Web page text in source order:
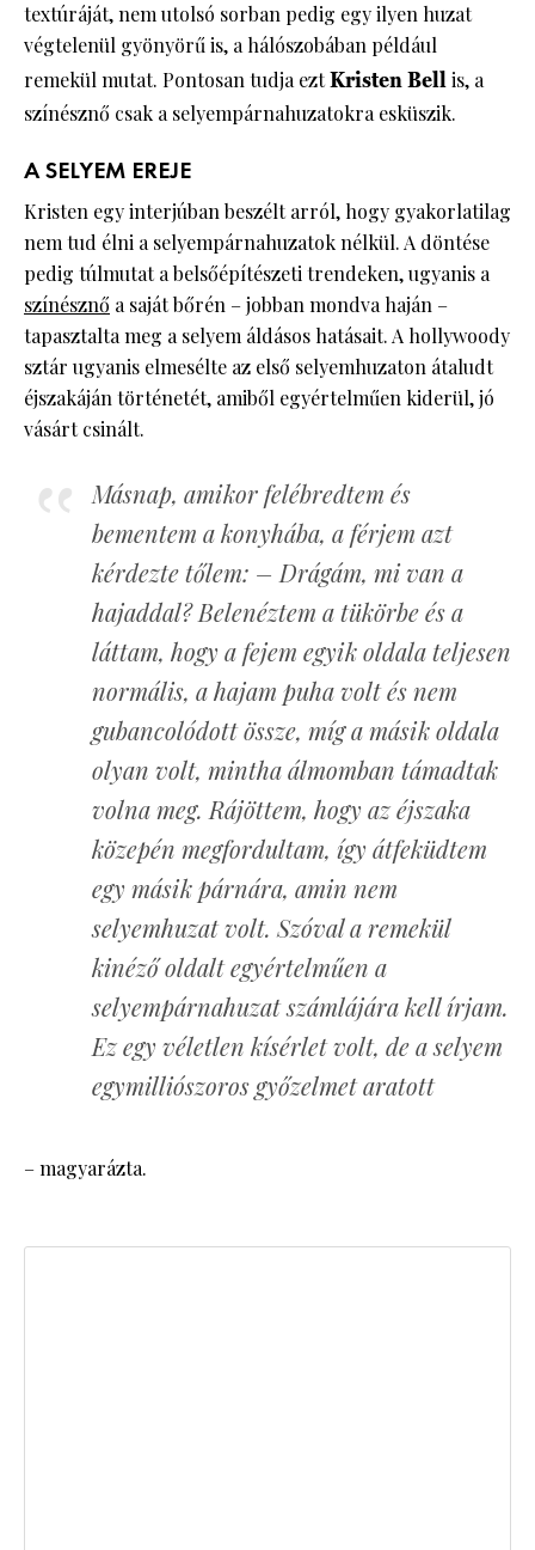
textúráját, nem utolsó sorban pedig egy ilyen huzat
végtelenül gyönyörű is, a hálószobában például
remekül mutat. Pontosan tudja eztKristen Bellis, a
színésznő csak a selyempárnahuzatokra esküszik.
A SELYEM EREJE
Kristen egy interjúban beszélt arról, hogy gyakorlatilag
nem tud élni a selyempárnahuzatok nélkül. A döntése
pedig túlmutat a belsőépítészeti trendeken, ugyanis a
színésznő a saját bőrén – jobban mondva haján –
tapasztalta meg a selyem áldásos hatásait. A hollywoody
sztár ugyanis elmesélte az első selyemhuzaton átaludt
éjszakáján történetét, amiből egyértelműen kiderül, jó
vásárt csinált.
Másnap, amikor felébredtem és
bementem a konyhába, a férjem azt
kérdezte tőlem: – Drágám, mi van a
hajaddal? Belenéztem a tükörbe és a
láttam, hogy a fejem egyik oldala teljesen
normális, a hajam puha volt és nem
gubancolódott össze, míg a másik oldala
olyan volt, mintha álmomban támadtak
volna meg. Rájöttem, hogy az éjszaka
közepén megfordultam, így átfeküdtem
egy másik párnára, amin nem
selyemhuzat volt. Szóval a remekül
kinéző oldalt egyértelműen a
selyempárnahuzat számlájára kell írjam.
Ez egy véletlen kísérlet volt, de a selyem
egymilliószoros győzelmet aratott
– magyarázta.